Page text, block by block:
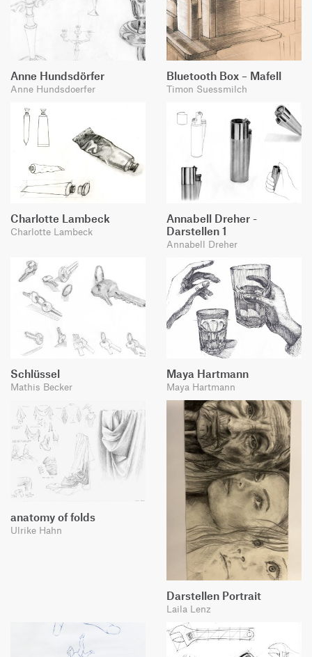
Anne Hundsdörfer
Anne Hundsdoerfer
Bluetooth Box – Mafell
Timon Suessmilch
Charlotte Lambeck
Charlotte Lambeck
Annabell Dreher -
Darstellen 1
Annabell Dreher
Schlüssel
Mathis Becker
Maya Hartmann
Maya Hartmann
anatomy of folds
Ulrike Hahn
Darstellen Portrait
Laila Lenz